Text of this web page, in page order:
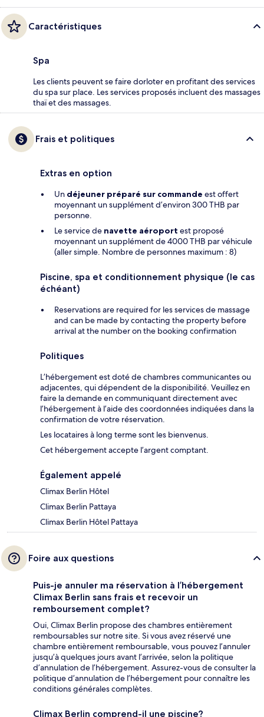
Caractéristiques
Spa
Les clients peuvent se faire dorloter en profitant des services
du spa sur place. Les services proposés incluent des massages
thaï et des massages.
Frais et politiques
Extras en option
Un déjeuner préparé sur commande est offert
moyennant un supplément d’environ 300 THB par
personne.
Le service de navette aéroport est proposé
moyennant un supplément de 4000 THB par véhicule
(aller simple. Nombre de personnes maximum : 8)
Piscine, spa et conditionnement physique (le cas
échéant)
Reservations are required for les services de massage
and can be made by contacting the property before
arrival at the number on the booking confirmation
Politiques
L’hébergement est doté de chambres communicantes ou
adjacentes, qui dépendent de la disponibilité. Veuillez en
faire la demande en communiquant directement avec
l’hébergement à l’aide des coordonnées indiquées dans la
confirmation de votre réservation.
Les locataires à long terme sont les bienvenus.
Cet hébergement accepte l’argent comptant.
Également appelé
Climax Berlin Hôtel
Climax Berlin Pattaya
Climax Berlin Hôtel Pattaya
Foire aux questions
Puis-je annuler ma réservation à l’hébergement
Climax Berlin sans frais et recevoir un
remboursement complet?
Oui, Climax Berlin propose des chambres entièrement
remboursables sur notre site. Si vous avez réservé une
chambre entièrement remboursable, vous pouvez l’annuler
jusqu’à quelques jours avant l’arrivée, selon la politique
d’annulation de l’hébergement. Assurez-vous de consulter la
politique d’annulation de l’hébergement pour connaître les
conditions générales complètes.
Climax Berlin comprend-il une piscine?